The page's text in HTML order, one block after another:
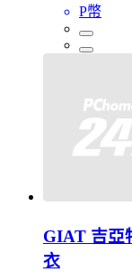
P幣
GIAT 吉亞
衣